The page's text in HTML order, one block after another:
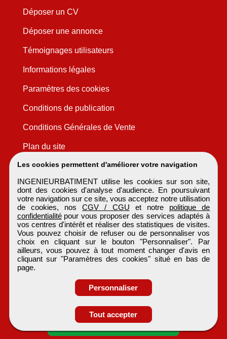
Obtenir ses
coordonnées
Les cookies permettent d'améliorer votre navigation
INGENIEURBATIMENT utilise les cookies sur son site,
dont des cookies d'analyse d'audience. En poursuivant
votre navigation sur ce site, vous acceptez notre utilisation
de cookies, nosCGV / CGU et notre politique de
confidentialitépour vous proposer des services adaptés à
vos centres d'intérêt et réaliser des statistiques de visites.
Vous pouvez choisir de refuser ou de personnaliser vos
choix en cliquant sur le bouton "Personnaliser". Par
ailleurs, vous pouvez à tout moment changer d'avis en
cliquant sur "Paramètres des cookies" situé en bas de
page.
Personnaliser
Tout accepter
Déposer un CV
Déposer une annonce
Témoignages utilisateurs
Informations légales
Paramètres des cookies
Conditions de publication
Conditions Générales de Vente
Plan du site
INGENIEURBATIMENT
Tous droits réservés © 1999 - 2026